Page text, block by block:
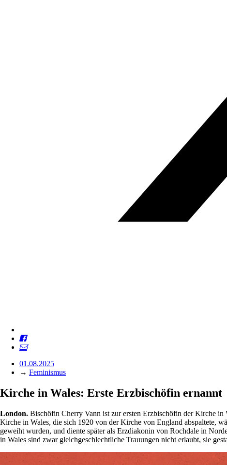
01.08.2025
→ Feminismus
Kirche in Wales: Erste Erzbischöfin ernannt
London. Bischöfin Cherry Vann ist zur ersten Erzbischöfin der Kirche
Kirche in Wales, die sich 1920 von der Kirche von England abspaltete,
geweiht wurden, und diente später als Erzdiakonin von Rochdale in
in Wales sind zwar gleichgeschlechtliche Trauungen nicht erlaubt, sie